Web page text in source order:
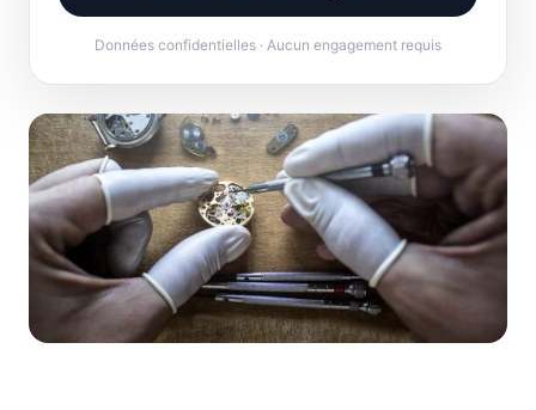
Données confidentielles · Aucun engagement requis